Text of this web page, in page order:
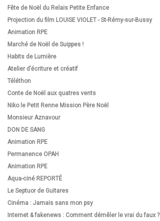
Fête de Noël du Relais Petite Enfance
Projection du film LOUISE VIOLET - St-Rémy-sur-Bussy
Animation RPE
Marché de Noël de Suippes !
Habits de Lumière
Atelier d’écriture et créatif
Téléthon
Conte de Noël aux quatres vents
Niko le Petit Renne Mission Père Noël
Monsieur Aznavour
DON DE SANG
Animation RPE
Permanence OPAH
Animation RPE
Aqua-ciné REPORTÉ
Le Septuor de Guitares
Cinéma : Jamais sans mon psy
Internet & fakenews : Comment démêler le vrai du faux ?